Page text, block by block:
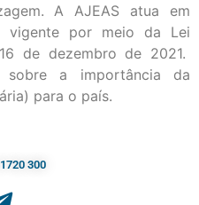
A AJEAS atua em
vigente por meio da Lei
de dezembro de 2021.
a importância da
para o país.
300